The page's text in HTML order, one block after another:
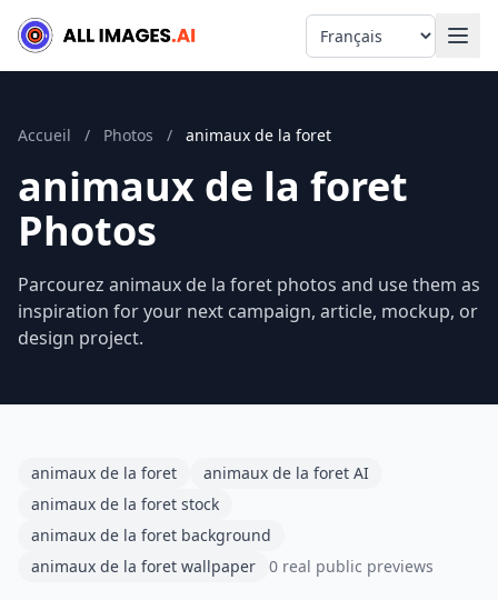
Language
Accueil / Photos / animaux de la foret
animaux de la foret
Photos
Parcourez animaux de la foret photos and use them as
inspiration for your next campaign, article, mockup, or
design project.
animaux de la foret
animaux de la foret AI
animaux de la foret stock
animaux de la foret background
animaux de la foret wallpaper
0 real public previews